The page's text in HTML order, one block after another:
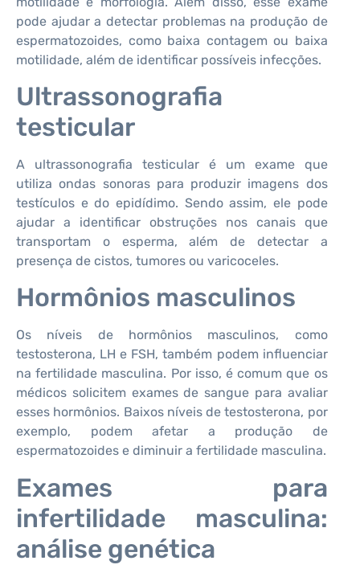
pode ajudar a detectar problemas na produção de
espermatozoides, como baixa contagem ou baixa
motilidade, além de identificar possíveis infecções.
Ultrassonografia
testicular
A ultrassonografia testicular é um exame que
utiliza ondas sonoras para produzir imagens dos
testículos e do epidídimo. Sendo assim, ele pode
ajudar a identificar obstruções nos canais que
transportam o esperma, além de detectar a
presença de cistos, tumores ou varicoceles.
Hormônios masculinos
Os níveis de hormônios masculinos, como
testosterona, LH e FSH, também podem influenciar
na fertilidade masculina. Por isso, é comum que os
médicos solicitem exames de sangue para avaliar
esses hormônios. Baixos níveis de testosterona, por
exemplo, podem afetar a produção de
espermatozoides e diminuir a fertilidade masculina.
Exames para
infertilidade masculina:
análise genética